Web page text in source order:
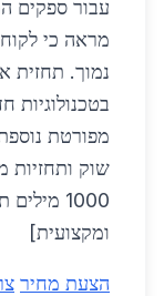
עבור ספקים
מראה כי
בטכנולוגיות
מפורטת
1000
ומקצועית]
הצעת מחיר